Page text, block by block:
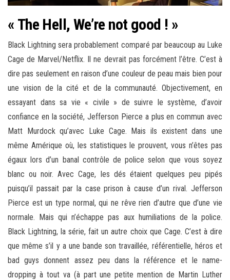
« The Hell, We’re not good ! »
Black Lightning sera probablement comparé par beaucoup au Luke
Cage de Marvel/Netflix. Il ne devrait pas forcément l’être. C’est à
dire pas seulement en raison d’une couleur de peau mais bien pour
une vision de la cité et de la communauté. Objectivement, en
essayant dans sa vie « civile » de suivre le système, d’avoir
confiance en la société, Jefferson Pierce a plus en commun avec
Matt Murdock qu’avec Luke Cage. Mais ils existent dans une
même Amérique où, les statistiques le prouvent, vous n’êtes pas
égaux lors d’un banal contrôle de police selon que vous soyez
blanc ou noir. Avec Cage, les dés étaient quelques peu pipés
puisqu’il passait par la case prison à cause d’un rival. Jefferson
Pierce est un type normal, qui ne rêve rien d’autre que d’une vie
normale. Mais qui n’échappe pas aux humiliations de la police.
Black Lightning, la série, fait un autre choix que Cage. C’est à dire
que même s’il y a une bande son travaillée, référentielle, héros et
bad guys donnent assez peu dans la référence et le name-
dropping à tout va (à part une petite mention de Martin Luther